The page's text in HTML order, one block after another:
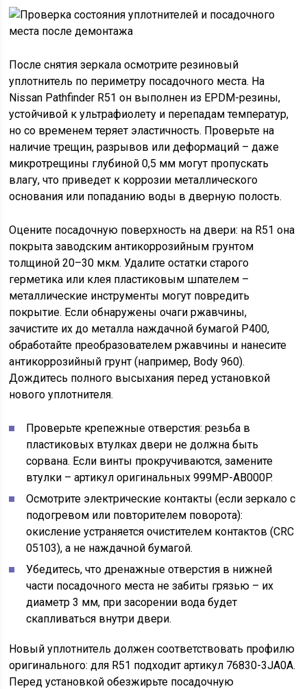
После снятия зеркала осмотрите резиновый
уплотнитель по периметру посадочного места. На
Nissan Pathfinder R51 он выполнен из EPDM-резины,
устойчивой к ультрафиолету и перепадам температур,
но со временем теряет эластичность. Проверьте на
наличие трещин, разрывов или деформаций – даже
микротрещины глубиной 0,5 мм могут пропускать
влагу, что приведет к коррозии металлического
основания или попаданию воды в дверную полость.
Оцените посадочную поверхность на двери: на R51 она
покрыта заводским антикоррозийным грунтом
толщиной 20–30 мкм. Удалите остатки старого
герметика или клея пластиковым шпателем –
металлические инструменты могут повредить
покрытие. Если обнаружены очаги ржавчины,
зачистите их до металла наждачной бумагой P400,
обработайте преобразователем ржавчины и нанесите
антикоррозийный грунт (например, Body 960).
Дождитесь полного высыхания перед установкой
нового уплотнителя.
Проверьте крепежные отверстия: резьба в
пластиковых втулках двери не должна быть
сорвана. Если винты прокручиваются, замените
втулки – артикул оригинальных 999MP-AB000P.
Осмотрите электрические контакты (если зеркало с
подогревом или повторителем поворота):
окисление устраняется очистителем контактов (CRC
05103), а не наждачной бумагой.
Убедитесь, что дренажные отверстия в нижней
части посадочного места не забиты грязью – их
диаметр 3 мм, при засорении вода будет
скапливаться внутри двери.
Новый уплотнитель должен соответствовать профилю
оригинального: для R51 подходит артикул 76830-3JA0A.
Перед установкой обезжирьте посадочную